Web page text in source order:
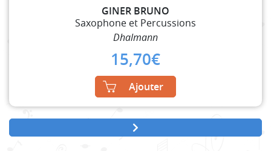
GINER BRUNO
Saxophone et Percussions
Dhalmann
15,70€
Ajouter